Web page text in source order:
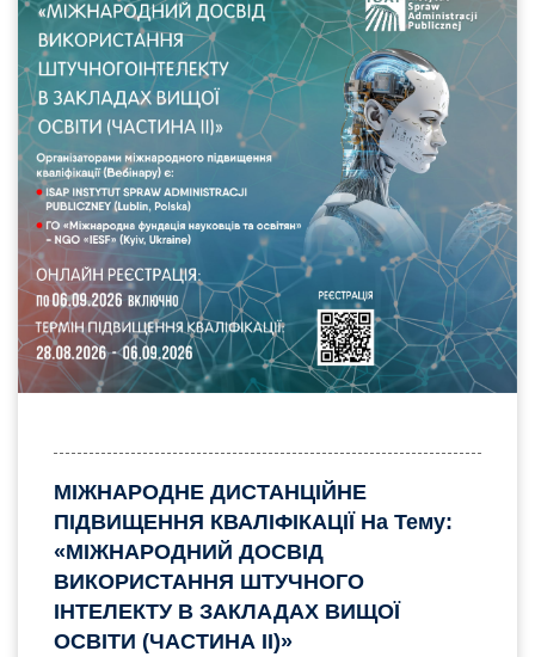
МІЖНАРОДНЕ ДИСТАНЦІЙНЕ
ПІДВИЩЕННЯ КВАЛІФІКАЦІЇ На Тему:
«МІЖНАРОДНИЙ ДОСВІД
ВИКОРИСТАННЯ ШТУЧНОГО
ІНТЕЛЕКТУ В ЗАКЛАДАХ ВИЩОЇ
ОСВІТИ (ЧАСТИНА II)»